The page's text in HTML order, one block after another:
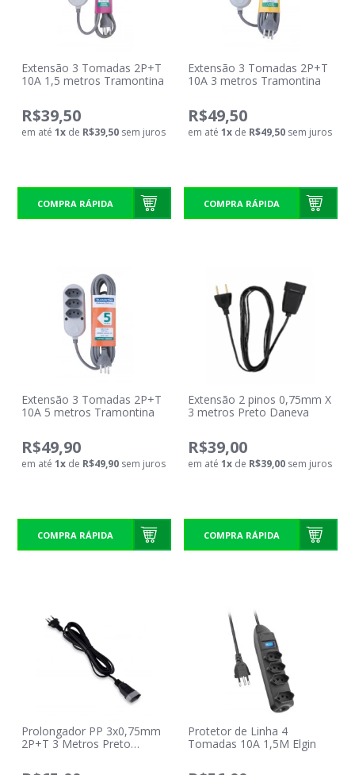
Extensão 3 Tomadas 2P+T
10A 1,5 metros Tramontina
R$39,50
em até1x de R$39,50 sem juros
COMPRA RÁPIDA
Extensão 3 Tomadas 2P+T
10A 3 metros Tramontina
R$49,50
em até1x de R$49,50 sem juros
COMPRA RÁPIDA
Extensão 3 Tomadas 2P+T
10A 5 metros Tramontina
R$49,90
em até1x de R$49,90 sem juros
COMPRA RÁPIDA
Extensão 2 pinos 0,75mm X
3 metros Preto Daneva
R$39,00
em até1x de R$39,00 sem juros
COMPRA RÁPIDA
Prolongador PP 3x0,75mm
2P+T 3 Metros Preto
Protetor de Linha 4
Tomadas 10A 1,5M Elgin